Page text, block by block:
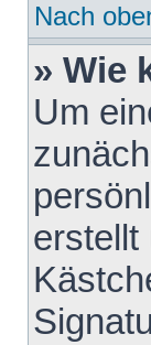
Nach
» Wie
Um
erstellt